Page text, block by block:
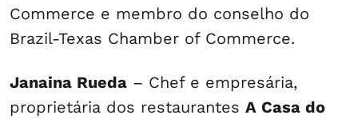
Commerce e membro do conselho do
Brazil-Texas Chamber of Commerce.
Janaina Rueda – Chef e empresária,
proprietária dos restaurantes A Casa do